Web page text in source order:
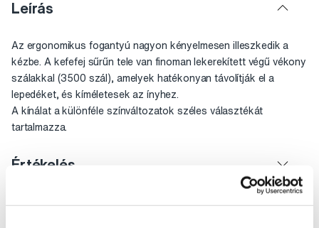
Leírás
Az ergonomikus fogantyú nagyon kényelmesen illeszkedik a
kézbe. A kefefej sűrűn tele van finoman lekerekített végű vékony
szálakkal (3500 szál), amelyek hatékonyan távolítják el a
lepedéket, és kíméletesek az ínyhez.
A kínálat a különféle színváltozatok széles választékát
tartalmazza.
Értékelés